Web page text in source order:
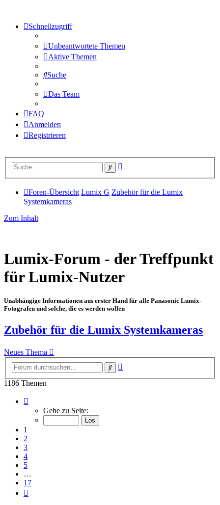
Schnellzugriff
Unbeantwortete Themen
Aktive Themen
Suche
Das Team
FAQ
Anmelden
Registrieren
Suche
Foren-Übersicht Lumix G Zubehör für die Lumix
Systemkameras
Zum Inhalt
Lumix-Forum - der Treffpunkt
für Lumix-Nutzer
Unabhängige Informationen aus erster Hand für alle Panasonic Lumix-
Fotografen und solche, die es werden wollen
Zubehör für die Lumix Systemkameras
Neues Thema
Suche
1186 Themen
von
Gehe zu Seite:
1
2
3
4
5
…
17